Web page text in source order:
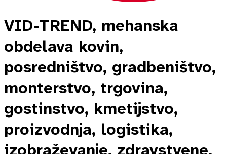
VID-TREND, mehanska
obdelava kovin,
posredništvo, gradbeništvo,
monterstvo, trgovina,
gostinstvo, kmetijstvo,
proizvodnja, logistika,